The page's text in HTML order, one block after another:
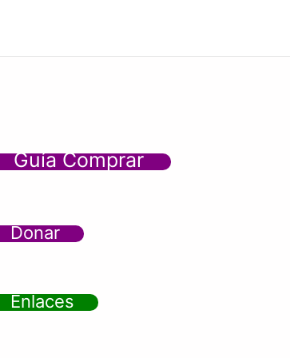
Guía Comprar
Donar
Enlaces